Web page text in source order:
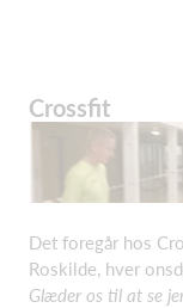
Crossfit
Det foregår hos
Roskilde, hver
Glæder os til at se